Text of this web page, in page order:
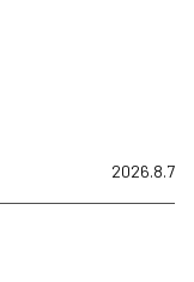
2026.8.7